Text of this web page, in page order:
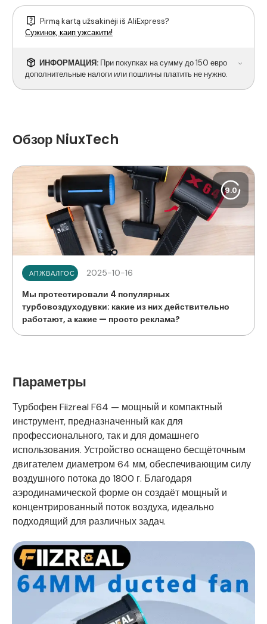
Pirmą kartą užsakinėji iš AliExpress?
Сужинок, каип ужсакити!
ИНФОРМАЦИЯ: При покупках на сумму до 150 евро
дополнительные налоги или пошлины платить не нужно.
Обзор NiuxTech
9.0
АПЖВАЛГОС 2025-10-16
Мы протестировали 4 популярных
турбовоздуходувки: какие из них действительно
работают, а какие — просто реклама?
Параметры
Турбофен Fiizreal F64 — мощный и компактный
инструмент, предназначенный как для
профессионального, так и для домашнего
использования. Устройство оснащено бесщёточным
двигателем диаметром 64 мм, обеспечивающим силу
воздушного потока до 1800 г. Благодаря
аэродинамической форме он создаёт мощный и
концентрированный поток воздуха, идеально
подходящий для различных задач.